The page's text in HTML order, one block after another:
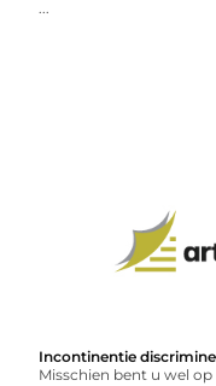
...
Incontinentie
Misschien bent u wel